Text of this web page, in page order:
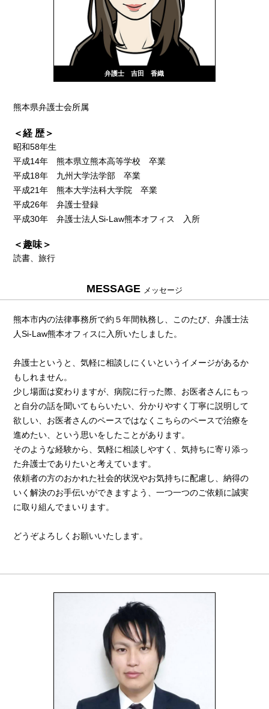
弁護士 吉田 香織
熊本県弁護士会所属
＜経 歴＞
昭和58年生
平成14年 熊本県立熊本高等学校 卒業
平成18年 九州大学法学部 卒業
平成21年 熊本大学法科大学院 卒業
平成26年 弁護士登録
平成30年 弁護士法人Si-Law熊本オフィス 入所
＜趣味＞
読書、旅行
MESSAGE メッセージ
熊本市内の法律事務所で約５年間執務し、このたび、弁護士法
人Si-Law熊本オフィスに入所いたしました。
弁護士というと、気軽に相談しにくいというイメージがあるか
もしれません。
少し場面は変わりますが、病院に行った際、お医者さんにもっ
と自分の話を聞いてもらいたい、分かりやすく丁寧に説明して
欲しい、お医者さんのペースではなくこちらのペースで治療を
進めたい、という思いをしたことがあります。
そのような経験から、気軽に相談しやすく、気持ちに寄り添っ
た弁護士でありたいと考えています。
依頼者の方のおかれた社会的状況やお気持ちに配慮し、納得の
いく解決のお手伝いができますよう、一つ一つのご依頼に誠実
に取り組んでまいります。
どうぞよろしくお願いいたします。